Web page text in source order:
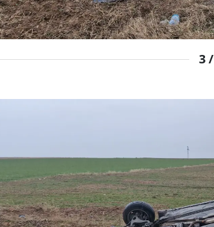
3 /